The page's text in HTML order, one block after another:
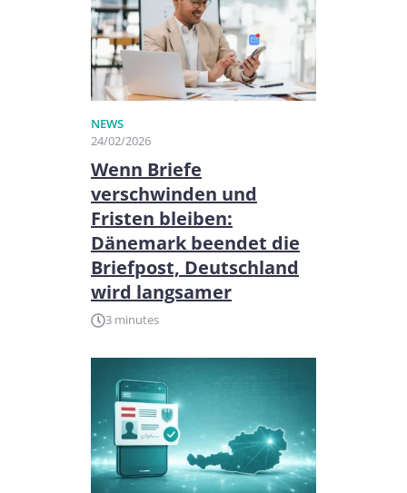
NEWS
24/02/2026
Wenn Briefe
verschwinden und
Fristen bleiben:
Dänemark beendet die
Briefpost, Deutschland
wird langsamer
3 minutes